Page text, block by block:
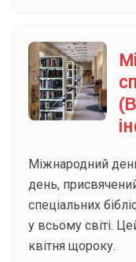
Міжнародний
день,
спеціальних
у всьому світі.
квітня щороку.